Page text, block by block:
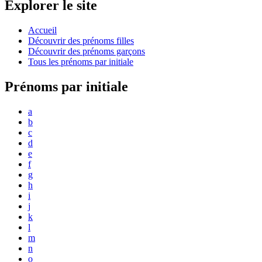
Explorer le site
Accueil
Découvrir des prénoms filles
Découvrir des prénoms garçons
Tous les prénoms par initiale
Prénoms par initiale
a
b
c
d
e
f
g
h
i
j
k
l
m
n
o